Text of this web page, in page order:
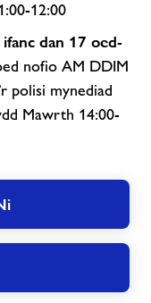
12:00
dan 17 oed-
nofio AM DDIM
polisi mynediad
Mawrth 14:00-